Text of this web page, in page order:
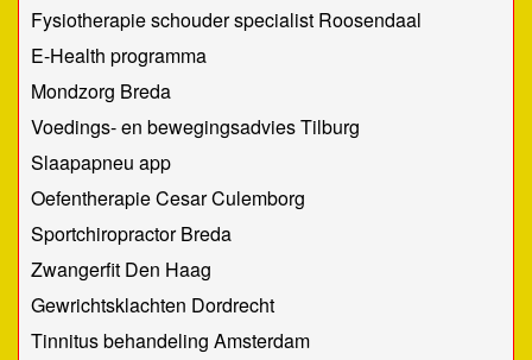
Fysiotherapie schouder specialist Roosendaal
E-Health programma
Mondzorg Breda
Voedings- en bewegingsadvies Tilburg
Slaapapneu app
Oefentherapie Cesar Culemborg
Sportchiropractor Breda
Zwangerfit Den Haag
Gewrichtsklachten Dordrecht
Tinnitus behandeling Amsterdam